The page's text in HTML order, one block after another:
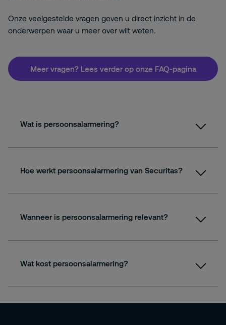
Onze veelgestelde vragen geven u direct inzicht in de
onderwerpen waar u meer over wilt weten.
Meer vragen? Lees verder op onze FAQ-pagina
Wat is persoonsalarmering?
Hoe werkt persoonsalarmering van Securitas?
Wanneer is persoonsalarmering relevant?
Wat kost persoonsalarmering?